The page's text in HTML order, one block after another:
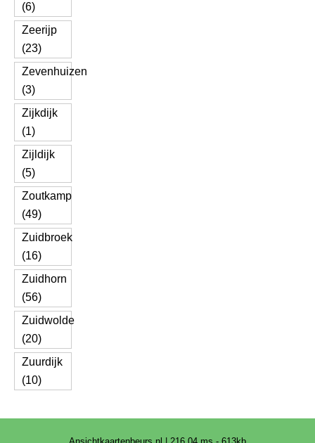
(6)
Zeerijp
(23)
Zevenhuizen
(3)
Zijkdijk
(1)
Zijldijk
(5)
Zoutkamp
(49)
Zuidbroek
(16)
Zuidhorn
(56)
Zuidwolde
(20)
Zuurdijk
(10)